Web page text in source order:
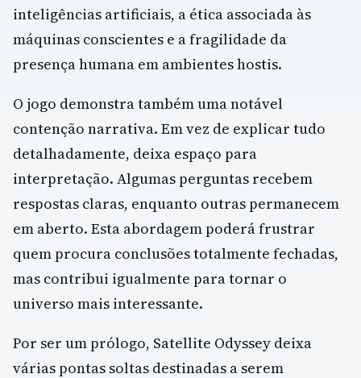
inteligências artificiais, a ética associada às
máquinas conscientes e a fragilidade da
presença humana em ambientes hostis.
O jogo demonstra também uma notável
contenção narrativa. Em vez de explicar tudo
detalhadamente, deixa espaço para
interpretação. Algumas perguntas recebem
respostas claras, enquanto outras permanecem
em aberto. Esta abordagem poderá frustrar
quem procura conclusões totalmente fechadas,
mas contribui igualmente para tornar o
universo mais interessante.
Por ser um prólogo, Satellite Odyssey deixa
várias pontas soltas destinadas a serem